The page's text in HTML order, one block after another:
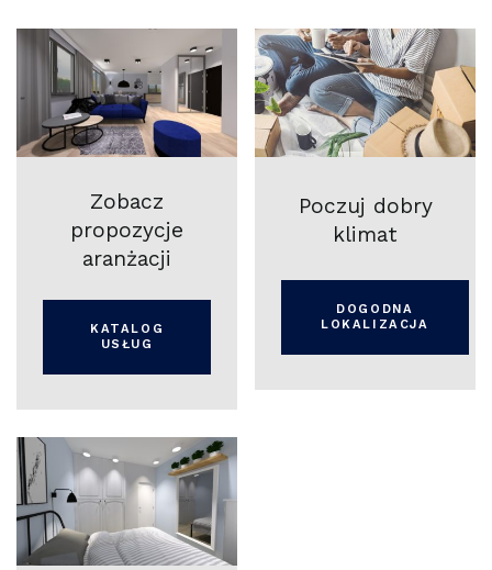
Zobacz
propozycje
aranżacji
KATALOG
USŁUG
Poczuj dobry
klimat
DOGODNA
LOKALIZACJA